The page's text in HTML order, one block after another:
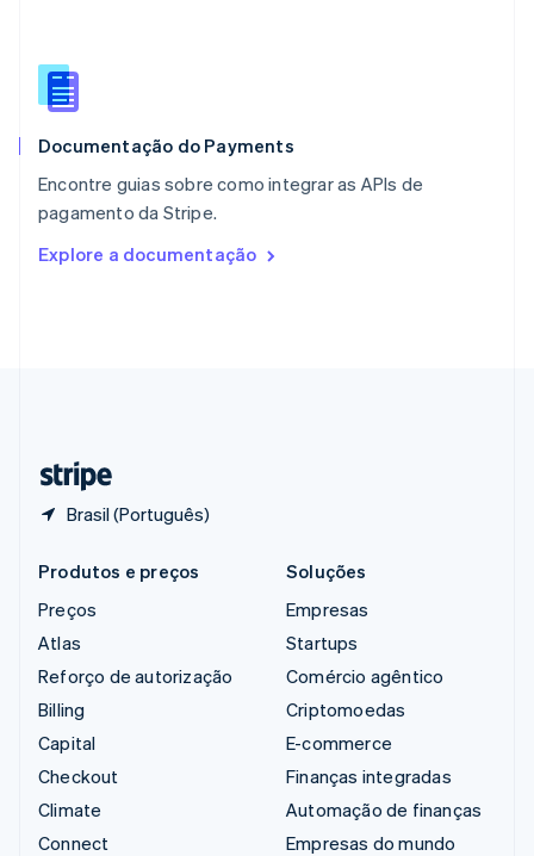
Documentação do Payments
Encontre guias sobre como integrar as APIs de
pagamento da Stripe.
Explore a documentação
Brasil (Português)
Português
RAE de Hong Kong, China
Reino Unido
República Tcheca
English
English
Produtos e preços
Preços
Atlas
Reforço de autorização
Billing
Capital
Checkout
Climate
Connect
Soluções
Empresas
Startups
Comércio agêntico
Criptomoedas
E-commerce
Finanças integradas
Automação de finanças
Empresas do mundo